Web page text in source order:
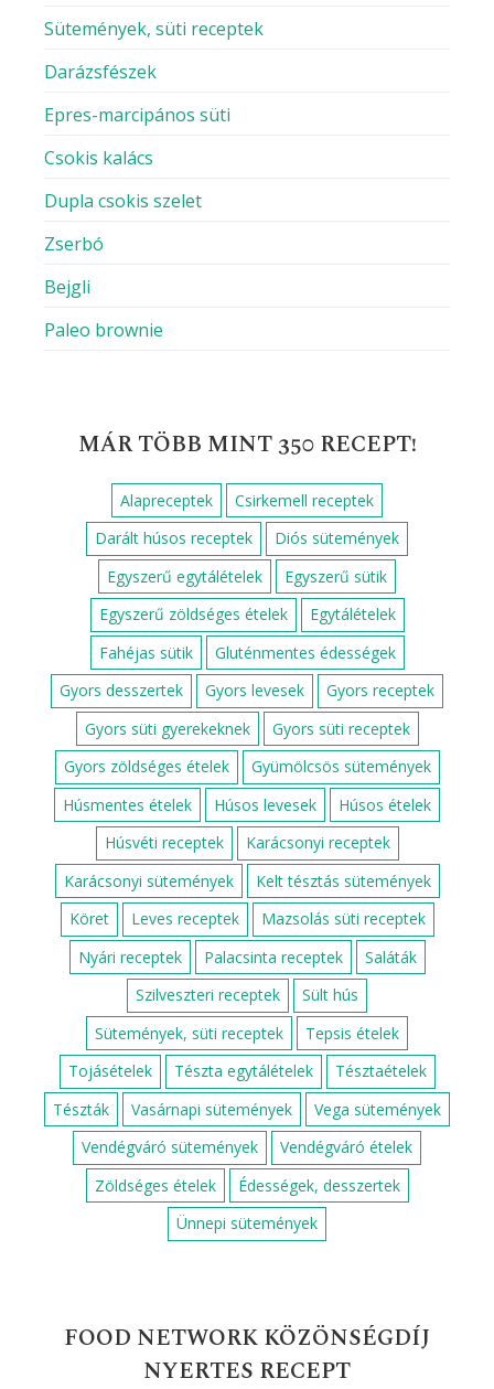
Sütemények, süti receptek
Darázsfészek
Epres-marcipános süti
Csokis kalács
Dupla csokis szelet
Zserbó
Bejgli
Paleo brownie
MÁR TÖBB MINT 350 RECEPT!
Alapreceptek
Csirkemell receptek
Darált húsos receptek
Diós sütemények
Egyszerű egytálételek
Egyszerű sütik
Egyszerű zöldséges ételek
Egytálételek
Fahéjas sütik
Gluténmentes édességek
Gyors desszertek
Gyors levesek
Gyors receptek
Gyors süti gyerekeknek
Gyors süti receptek
Gyors zöldséges ételek
Gyümölcsös sütemények
Húsmentes ételek
Húsos levesek
Húsos ételek
Húsvéti receptek
Karácsonyi receptek
Karácsonyi sütemények
Kelt tésztás sütemények
Köret
Leves receptek
Mazsolás süti receptek
Nyári receptek
Palacsinta receptek
Saláták
Szilveszteri receptek
Sült hús
Sütemények, süti receptek
Tepsis ételek
Tojásételek
Tészta egytálételek
Tésztaételek
Tészták
Vasárnapi sütemények
Vega sütemények
Vendégváró sütemények
Vendégváró ételek
Zöldséges ételek
Édességek, desszertek
Ünnepi sütemények
FOOD NETWORK KÖZÖNSÉGDÍJ
NYERTES RECEPT